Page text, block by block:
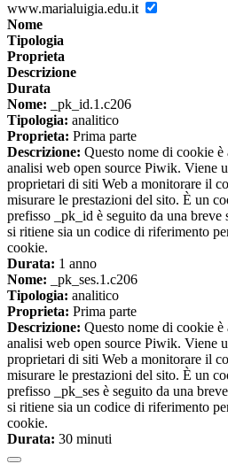
www.marialuigia.edu.it
Nome
Tipologia
Proprieta
Descrizione
Durata
Nome: _pk_id.1.c206
Tipologia: analitico
Proprieta: Prima parte
Descrizione: Questo nome di cookie è
analisi web open source Piwik. Viene
proprietari di siti Web a monitorare il
misurare le prestazioni del sito. È un
prefisso _pk_id è seguito da una breve
si ritiene sia un codice di riferimento
cookie.
Durata: 1 anno
Nome: _pk_ses.1.c206
Tipologia: analitico
Proprieta: Prima parte
Descrizione: Questo nome di cookie è
analisi web open source Piwik. Viene
proprietari di siti Web a monitorare il
misurare le prestazioni del sito. È un
prefisso _pk_ses è seguito da una
si ritiene sia un codice di riferimento
cookie.
Durata: 30 minuti